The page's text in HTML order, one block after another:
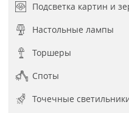
Подсветка картин и
Настольные лампы
Торшеры
Споты
Точечные